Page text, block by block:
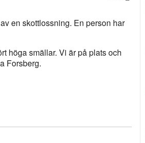
en skottlossning. En person har
höga smällar. Vi är på plats och
Forsberg.